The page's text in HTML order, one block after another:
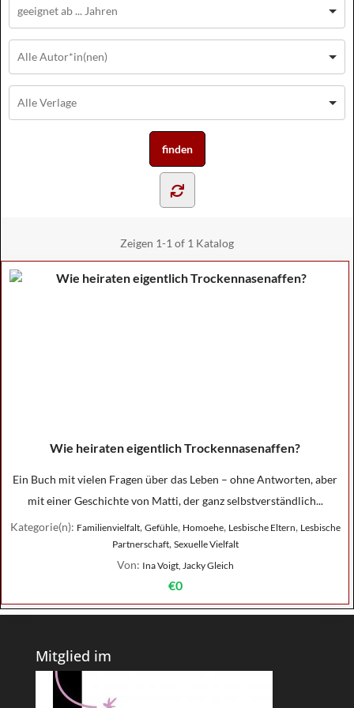
Zeigen 1-1 of 1 Katalog
Wie heiraten eigentlich Trockennasenaffen?
Ein Buch mit vielen Fragen über das Leben – ohne Antworten, aber
mit einer Geschichte von Matti, der ganz selbstverständlich...
Kategorie(n): Familienvielfalt, Gefühle, Homoehe, Lesbische Eltern, Lesbische
Partnerschaft, Sexuelle Vielfalt
Von: Ina Voigt, Jacky Gleich
€0
Mitglied im